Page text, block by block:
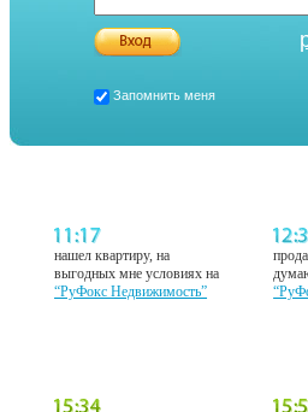
Запомнить меня
нашел квартиру, на
выгодных мне условиях на
“РуФокс Недвижимость”